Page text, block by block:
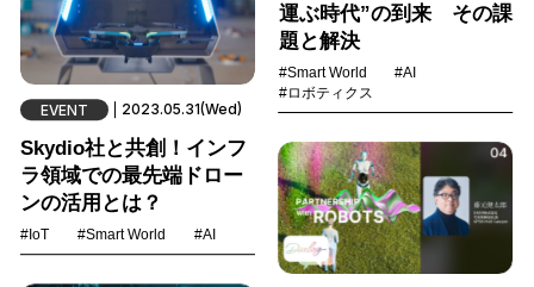
運ぶ時代”の到来 その課
題と解決
#Smart World
#AI
#ロボティクス
EVENT 2023.05.31(Wed)
Skydio社と共創！インフ
ラ領域での最先端ドロー
ンの活用とは？
#IoT #Smart World #AI